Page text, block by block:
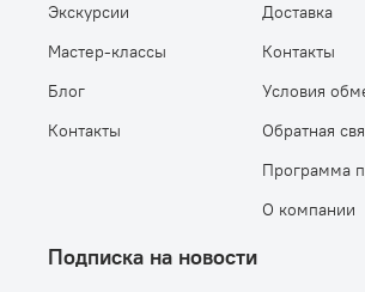
Экскурсии
Мастер-классы
Блог
Контакты
Доставка
Контакты
Условия
Обратная
Программа
О компании
Подписка на новости